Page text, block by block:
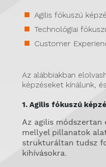
Agilis fókuszú
Technológiai
Customer
Az alábbiakban
képzéseket kínálunk,
1. Agilis fókuszú
Az agilis módszertan
mellyel pillanatok
strukturáltan tudsz
kihívásokra.